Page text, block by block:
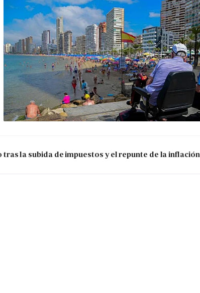
la subida de impuestos y el repunte de la inflación